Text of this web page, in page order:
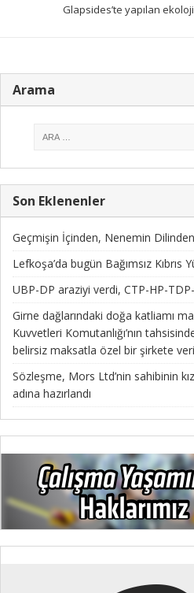
Glapsides’te yapılan
Arama
Son Eklenenler
Geçmişin İçinden, Nenemin Dilinden
Lefkoşa’da bugün Bağımsız
UBP-DP araziyi verdi, CTP-HP-
Girne dağlarındaki doğa katliamı
Kuvvetleri Komutanlığı’nın
belirsiz maksatla özel bir şirkete
Sözleşme, Mors Ltd’nin sahibinin
adına hazırlandı